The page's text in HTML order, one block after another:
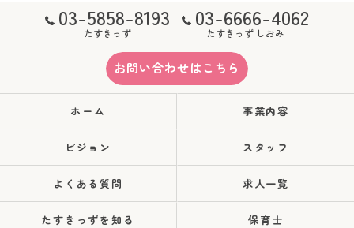
03-5858-8193
たすきっず
03-6666-4062
たすきっず しおみ
お問い合わせはこちら
ホーム 事業内容
ビジョン スタッフ
よくある質問 求人一覧
たすきっずを知る 保育士